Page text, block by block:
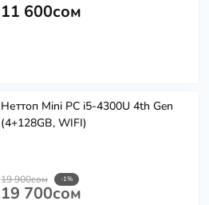
11 600сом
Неттоп Mini PC i5-4300U 4th Gen
(4+128GB, WIFI)
19 900сом -1%
19 700сом